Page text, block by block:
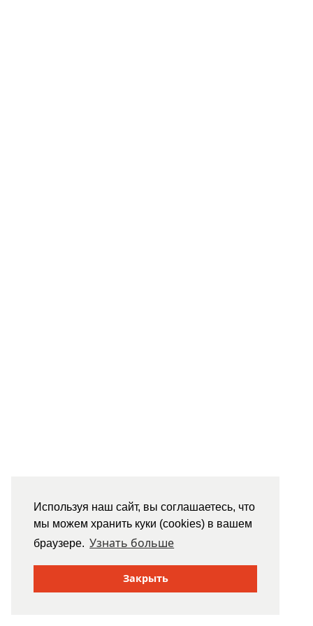
Используя наш сайт, вы соглашаетесь, что
мы можем хранить куки (cookies) в вашем
браузере. Узнать больше
Закрыть